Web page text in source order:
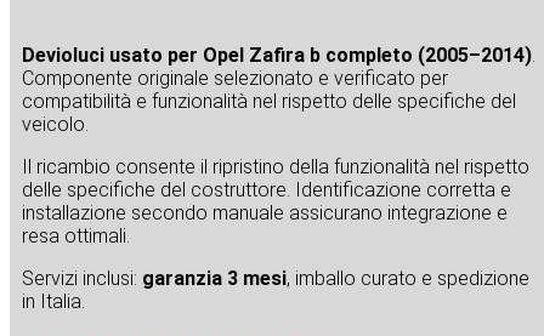
Devioluci usato per Opel Zafira b completo (2005–2014).
Componente originale selezionato e verificato per
compatibilità e funzionalità nel rispetto delle specifiche del
veicolo.
Il ricambio consente il ripristino della funzionalità nel rispetto
delle specifiche del costruttore. Identificazione corretta e
installazione secondo manuale assicurano integrazione e
resa ottimali.
Servizi inclusi: garanzia 3 mesi, imballo curato e spedizione
in Italia.